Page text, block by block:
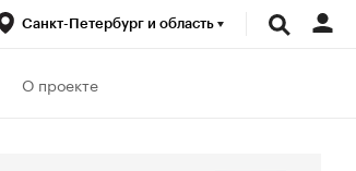
Санкт-Петербург и область
О проекте